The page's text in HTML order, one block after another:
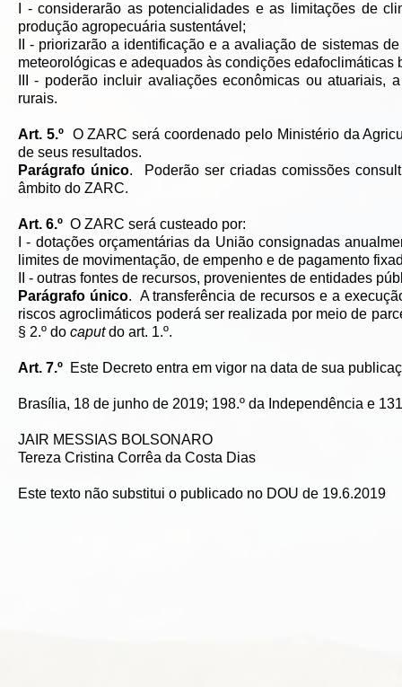
I - considerarão as potencialidades e as limitações de
produção agropecuária sustentável;
II - priorizarão a identificação e a avaliação de sistemas
meteorológicas e adequados às condições edafoclimáticas
III - poderão incluir avaliações econômicas ou
rurais.
Art. 5.º O ZARC será coordenado pelo Ministério da
de seus resultados.
Parágrafo único. Poderão ser criadas comissões
âmbito do ZARC.
Art. 6.º O ZARC será custeado por:
I - dotações orçamentárias da União consignadas
limites de movimentação, de empenho e de pagamento
II - outras fontes de recursos, provenientes de entidades
Parágrafo único. A transferência de recursos e a
riscos agroclimáticos poderá ser realizada por meio de
§ 2.º do caputdo art. 1.º.
Art. 7.º Este Decreto entra em vigor na data de sua
Brasília, 18 de junho de 2019; 198.º da Independência e
JAIR MESSIAS BOLSONARO
Tereza Cristina Corrêa da Costa Dias
Este texto não substitui o publicado no DOU de 19.6.2019